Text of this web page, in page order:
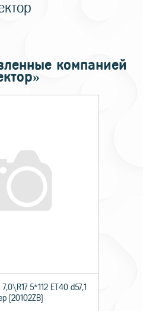
компанией
5*112 ET40 d57,1
[20102ZB]